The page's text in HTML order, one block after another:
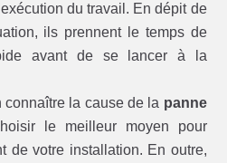
du travail. En dépit de
ils prennent le temps de
avant de se lancer à la
la cause de la panne
le meilleur moyen pour
de votre installation. En outre,